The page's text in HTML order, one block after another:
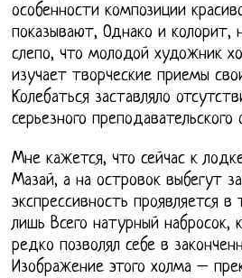
особенности композиции
показывают, Однако и колорит,
слепо, что молодой художник
изучает творческие приемы
Колебаться заставляло
серьезного преподавательского
Мне кажется, что сейчас к
Мазай, а на островок выбегут
экспрессивность проявляется
лишь Всего натурный набросок,
редко позволял себе в
Изображение этого холма –